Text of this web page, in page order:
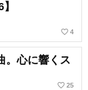
favorite_border 4
。心に響くス
favorite_border 25